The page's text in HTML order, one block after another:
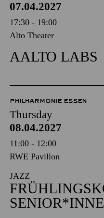
07.04.2027
17:30 - 19:00
Alto Theater
AALTO LABS
PHILHARMONIE ESSEN
Thursday
08.04.2027
11:00 - 12:00
RWE Pavillon
JAZZ